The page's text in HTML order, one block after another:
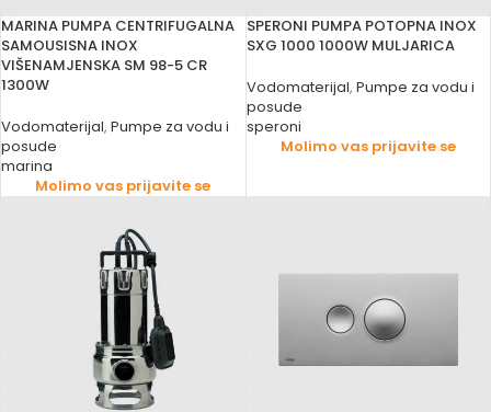
MARINA PUMPA CENTRIFUGALNA
SAMOUSISNA INOX
VIŠENAMJENSKA SM 98-5 CR
1300W
Vodomaterijal, Pumpe za vodu i
posude
marina
Molimo vas prijavite se
SPERONI PUMPA POTOPNA INOX
SXG 1000 1000W MULJARICA
Vodomaterijal, Pumpe za vodu i
posude
speroni
Molimo vas prijavite se